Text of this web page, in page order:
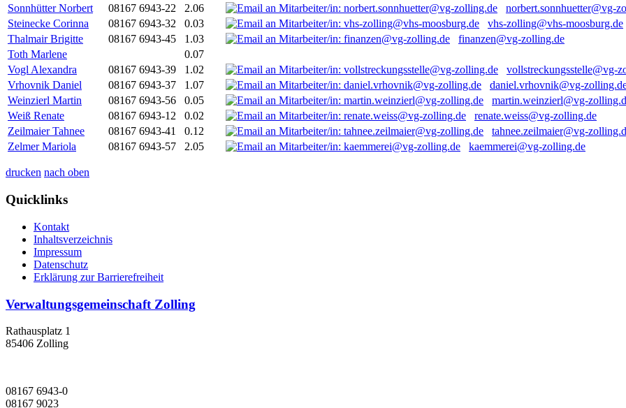
Sonnhütter Norbert
08167 6943-22 2.06
norbert.sonnhuetter@vg-
Steinecke Corinna
08167 6943-32 0.03
vhs-zolling@vhs-moosburg.de
Thalmair Brigitte
08167 6943-45 1.03
finanzen@vg-zolling.de
Toth Marlene
0.07
Vogl Alexandra
08167 6943-39 1.02
vollstreckungsstelle@vg-
Vrhovnik Daniel
08167 6943-37 1.07
daniel.vrhovnik@vg-
Weinzierl Martin
08167 6943-56 0.05
martin.weinzierl@vg-
Weiß Renate
08167 6943-12 0.02
renate.weiss@vg-zolling.de
Zeilmaier Tahnee
08167 6943-41 0.12
tahnee.zeilmaier@vg-
Zelmer Mariola
08167 6943-57 2.05 kaemmerei@vg-zolling.de
drucken nach oben
Quicklinks
Kontakt
Inhaltsverzeichnis
Impressum
Datenschutz
Erklärung zur Barrierefreiheit
Verwaltungsgemeinschaft Zolling
Rathausplatz 1
85406 Zolling
08167 6943-0
08167 9023